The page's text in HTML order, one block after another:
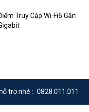
Truy Cập Wi-Fi6 Gắn
trợ nhé : 0828.011.011